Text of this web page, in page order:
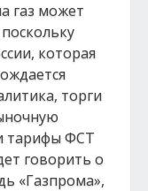
газ может
которая
торги
тарифы ФСТ
говорить о
«Газпрома»,